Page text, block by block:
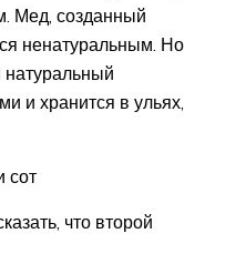
Мед, созданный
ненатуральным. Но
натуральный
и хранится в ульях,
сот
что второй